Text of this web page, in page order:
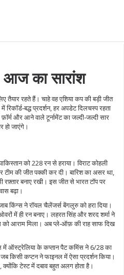
आज का सारांश
रहते हैं। चाहे वह एशिया कप की बड़ी जीत
प्रदर्शन, हर अपडेट दिलचस्प रहता
और आने वाले टूर्नामेंट का जल्दी‑जल्दी सार
जाएंगे।
को 228 रन से हराया। विराट कोहली
की जीत पक्की कर दी। बारिश का असर था,
रफ़्तार बनाए रखी। इस जीत से भारत टॉप पर
बढ़ा।
किंग्स ने रॉयल चैलेंजर्स बेंगलुरु को हरा दिया।
में ही रन बनाए। लहरत सिंह और शरद शर्मा ने
को आराम मिला। अब प्ले‑ऑफ़ की राह साफ दिख
के कप्तान पैट कमिंस ने 6/28 का
किसी कप्टन ने फाइनल में ऐसा प्रदर्शन किया।
टेस्ट में दबाव बहुत अलग होता है।